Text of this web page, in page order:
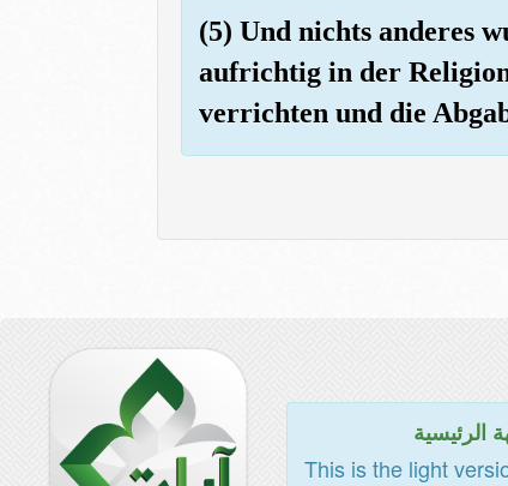
(5) Und nichts anderes
aufrichtig in der Religion
verrichten und die
الرئيسية
This is the light